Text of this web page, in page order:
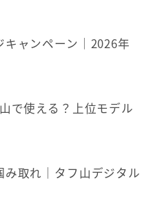
ャンペーン｜2026年
で使える？上位モデル
取れ｜タフ山デジタル